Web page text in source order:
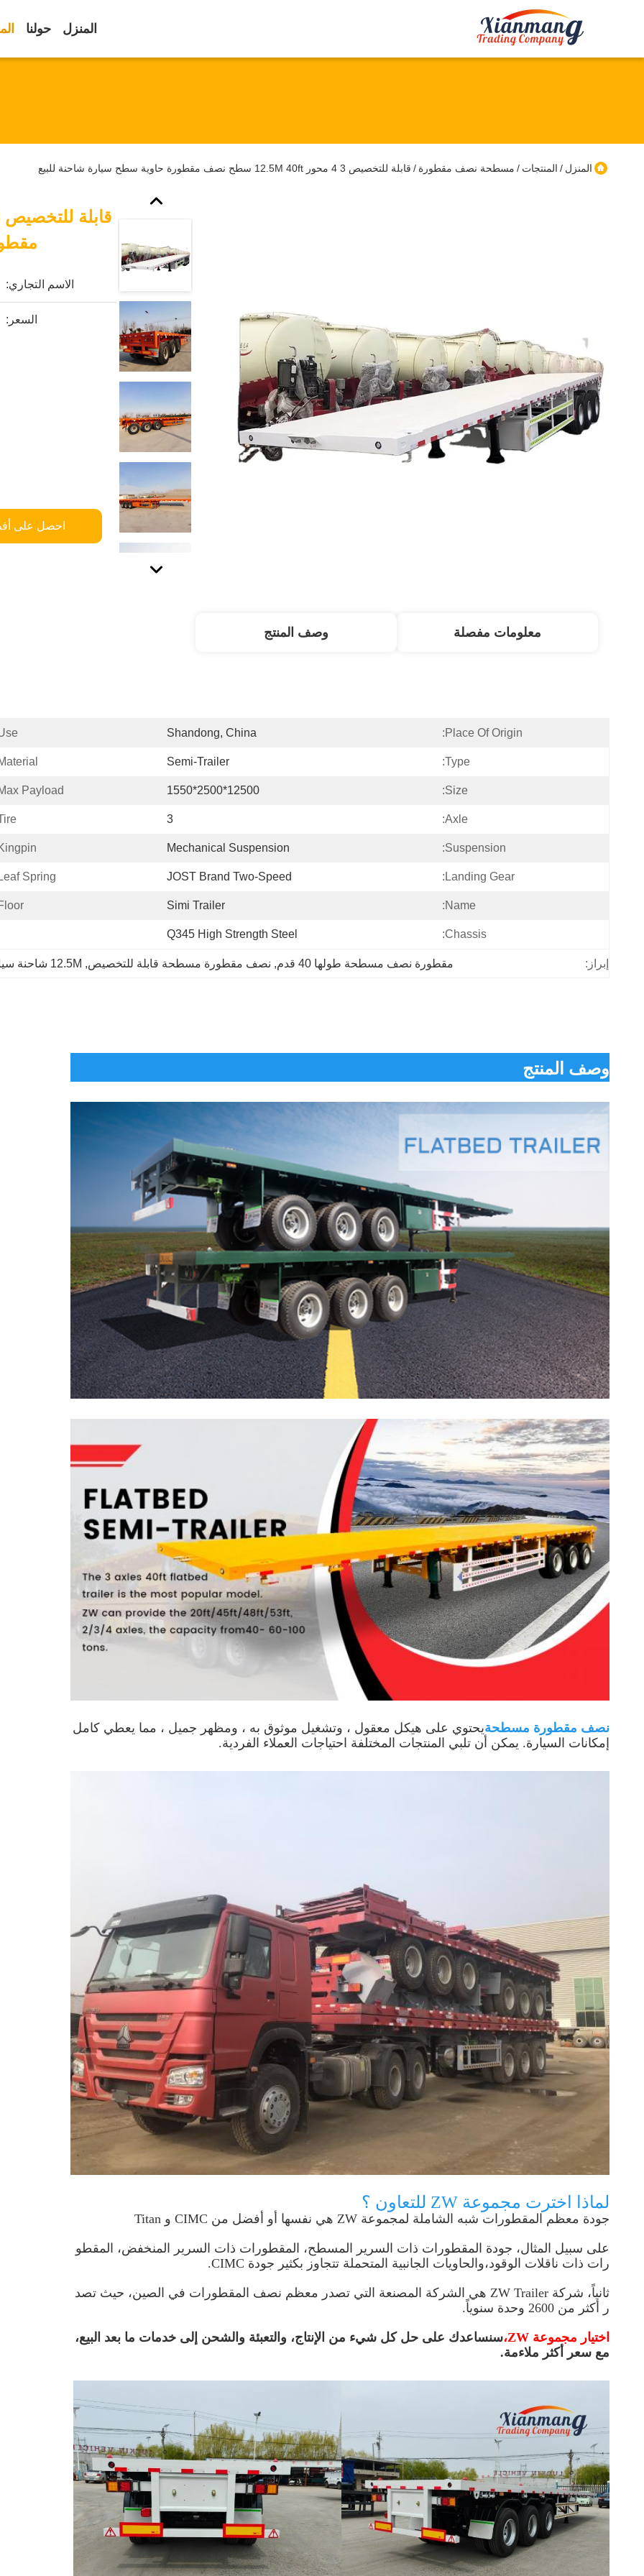
المنزل حولنا
المنزل / المنتجات / مسطحة نصف مقطورة / قابلة للتخصيص 3 4 محور 12.5M 40ft سطح نصف مقطورة حاوية سطح سيارة شاحنة للبيع
الاسم التجاري:
السعر:
احصل على
معلومات مفصلة وصف المنتج
Place Of Origin:
Shandong, China
Type:
Semi-Trailer
Size:
12500*2500*1550
Payload:
Axle:
3
Suspension:
Mechanical Suspension
Landing Gear:
JOST Brand Two-Speed
Leaf Spring:
Name:
Simi Trailer
Chassis:
Q345 High Strength Steel
إبراز: مقطورة نصف مسطحة طولها 40 قدم , نصف مقطورة مسطحة قابلة للتخصيص, 12.5M شاحنة سيارة مسطحة للبيع
وصف المنتج
نصف مقطورة مسطحةيحتوي على هيكل معقول ، وتشغيل موثوق به ، ومظهر جميل ، مما يعطي كامل
إمكانات السيارة. يمكن أن تلبي المنتجات المختلفة احتياجات العملاء الفردية.
لماذا اخترت مجموعة ZW للتعاون ؟
جودة معظم المقطورات شبه الشاملة لمجموعة ZW هي نفسها أو أفضل من CIMC و Titan
على سبيل المثال، جودة المقطورات ذات السرير المسطح، المقطورات ذات السرير المنخفض، المقطو
رات ذات ناقلات الوقود،والحاويات الجانبية المتحملة تتجاوز بكثير جودة CIMC.
ثانياً، شركة ZW Trailer هي الشركة المصنعة التي تصدر معظم نصف المقطورات في الصين، حيث تصد
ر أكثر من 2600 وحدة سنوياً.
اختيار مجموعة ZW،
سنساعدك على حل كل شيء من الإنتاج، والتعبئة والشحن إلى خدمات ما بعد البيع،
مع سعر أكثر ملاءمة.